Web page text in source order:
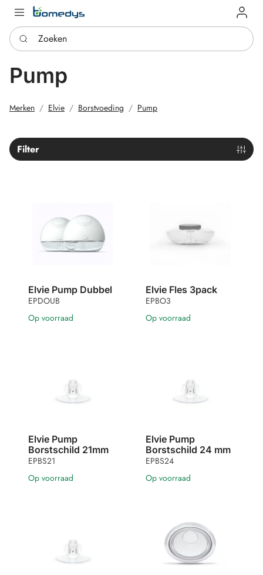
Log in
Zoeken
Pump
Merken Elvie Borstvoeding Pump
Filter
Elvie Pump Dubbel
EPDOUB
Op voorraad
Elvie Fles 3pack
EPBO3
Op voorraad
Elvie Pump
Borstschild 21mm
EPBS21
Op voorraad
Elvie Pump
Borstschild 24 mm
EPBS24
Op voorraad